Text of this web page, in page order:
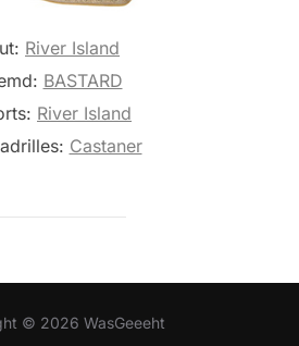
River Island
BASTARD
River Island
Castaner
© 2026 WasGeeeht